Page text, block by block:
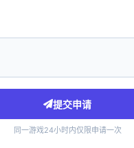
提交申请
同一游戏24小时内仅限申请一次